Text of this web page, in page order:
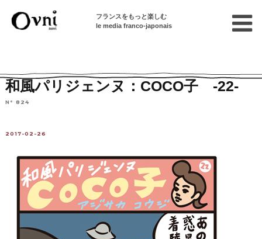
フランスをもっと楽しむ
le media franco-japonais
和風パリジェンヌ：COCO子 -22-
N° 824
2017-02-26